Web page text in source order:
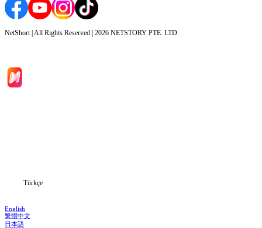
NetShort | All Rights Reserved | 2026 NETSTORY PTE. LTD.
Türkçe
English
繁體中文
日本語